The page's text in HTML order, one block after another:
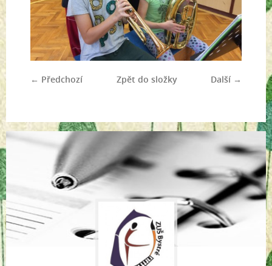
← Předchozí Další →
Zpět do složky